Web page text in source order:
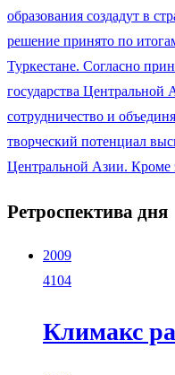
образования создадут в
решение принято по
Туркестане. Согласно
государства Центральной
сотрудничество и
творческий потенциал
Центральной Азии. Кроме
Ретроспектива дня
2009
4104
Климакс